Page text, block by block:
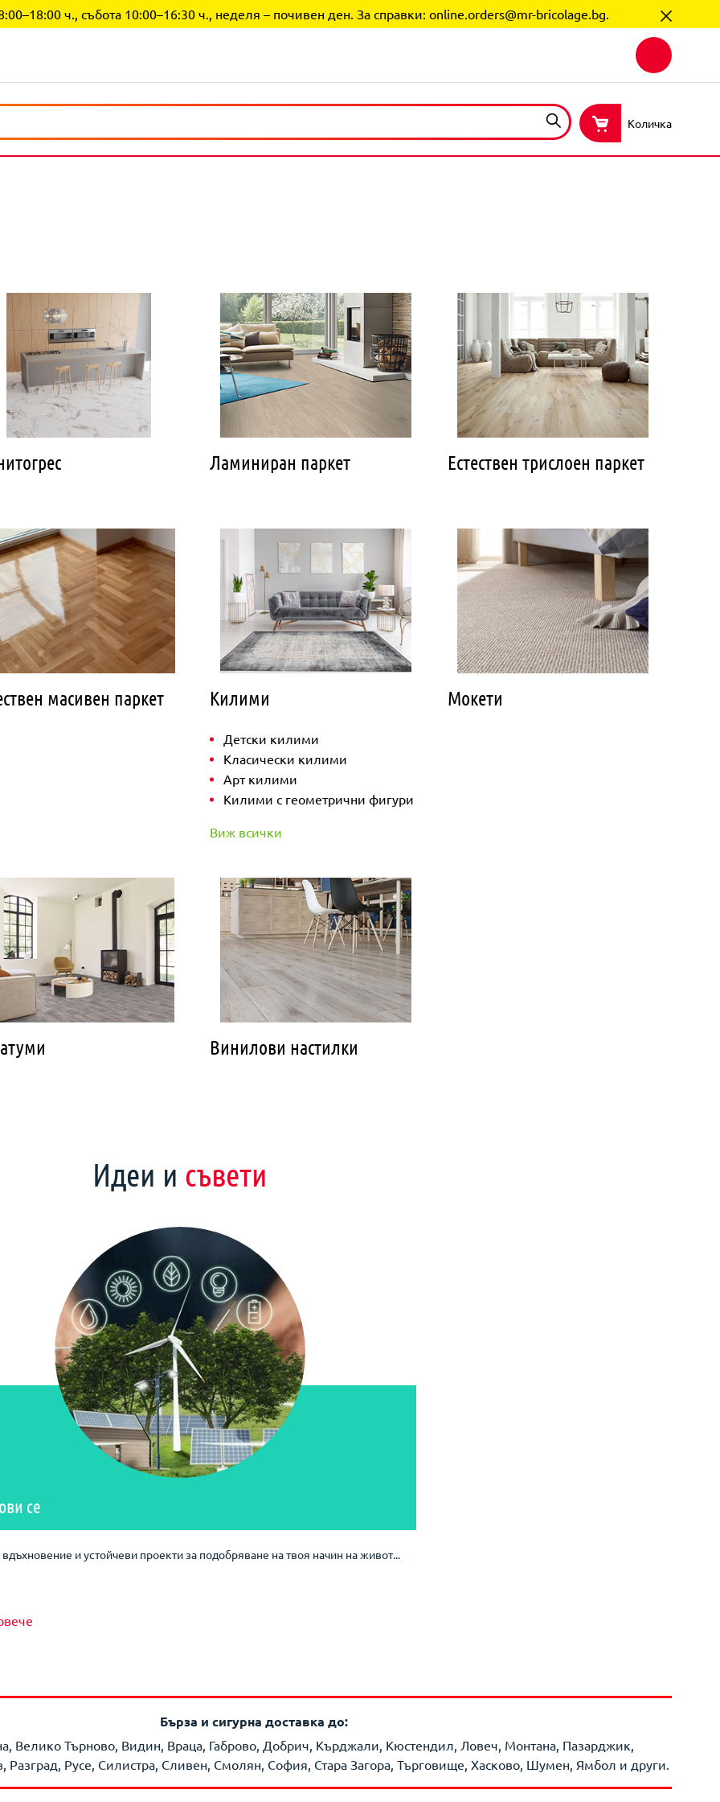
ч., събота 10:00–16:30 ч., неделя – почивен ден. За справки: online.orders@mr-bricolage.bg.
Количка
Ламиниран паркет Естествен трислоен паркет
масивен паркет Килими
Детски килими
Класически килими
Арт килими
Килими с геометрични фигури
Виж всички
Мокети
Винилови настилки
Идеи и съвети
се
и устойчеви проекти за подобряване на твоя начин на живот...
Бърза и сигурна доставка до:
Велико Търново, Видин, Враца, Габрово, Добрич, Кърджали, Кюстендил, Ловеч, Монтана, Пазарджик,
Русе, Силистра, Сливен, Смолян, София, Стара Загора, Търговище, Хасково, Шумен, Ямбол и други.